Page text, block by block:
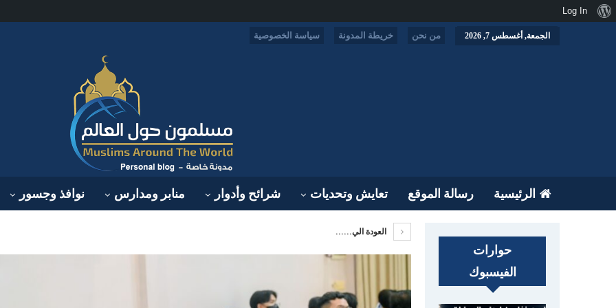
الجمعة, أغسطس 7, 2026 من نحن خريطة المدونة سياسة الخصوصية
الرئيسية رسالة الموقع تعايش وتحديات شرائح وأدوار منابر ومدارس نوافذ وجسور
العودة الي......
حوارات
الفيسبوك
نبذةLog In